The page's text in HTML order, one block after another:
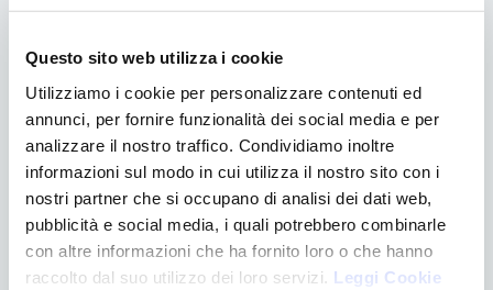
Questo sito web utilizza i cookie
Utilizziamo i cookie per personalizzare contenuti ed
annunci, per fornire funzionalità dei social media e per
analizzare il nostro traffico. Condividiamo inoltre
informazioni sul modo in cui utilizza il nostro sito con i
nostri partner che si occupano di analisi dei dati web,
pubblicità e social media, i quali potrebbero combinarle
con altre informazioni che ha fornito loro o che hanno
raccolto dal suo utilizzo dei loro servizi. Leggi Cookie
Facebook
Twitter
LinkedIn
WhatsApp
Condividi
CATEGORIE
Apparecchiature
Chirurgia
Denti e gravidanza